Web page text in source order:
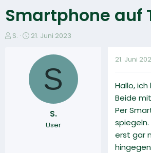
Smartphone auf
E
S.
E
t
l
21. Juni 2023
S
S.
User
21. Juni
Hallo, ich
Beide
Per
erst gar